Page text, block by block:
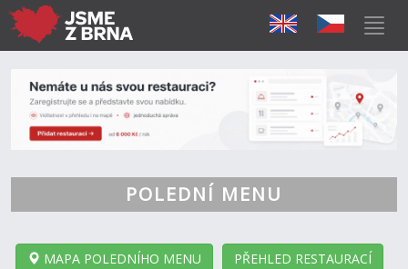
POLEDNÍ MENU
MAPA POLEDNÍHO MENU PŘEHLED RESTAURACÍ